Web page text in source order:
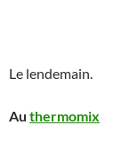
Le lendemain.
Au thermomix